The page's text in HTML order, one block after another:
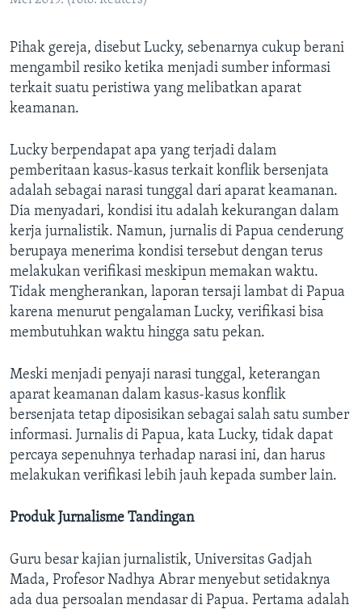
Pihak gereja, disebut Lucky, sebenarnya cukup berani
mengambil resiko ketika menjadi sumber informasi
terkait suatu peristiwa yang melibatkan aparat
keamanan.
Lucky berpendapat apa yang terjadi dalam
pemberitaan kasus-kasus terkait konflik bersenjata
adalah sebagai narasi tunggal dari aparat keamanan.
Dia menyadari, kondisi itu adalah kekurangan dalam
kerja jurnalistik. Namun, jurnalis di Papua cenderung
berupaya menerima kondisi tersebut dengan terus
melakukan verifikasi meskipun memakan waktu.
Tidak mengherankan, laporan tersaji lambat di Papua
karena menurut pengalaman Lucky, verifikasi bisa
membutuhkan waktu hingga satu pekan.
Meski menjadi penyaji narasi tunggal, keterangan
aparat keamanan dalam kasus-kasus konflik
bersenjata tetap diposisikan sebagai salah satu sumber
informasi. Jurnalis di Papua, kata Lucky, tidak dapat
percaya sepenuhnya terhadap narasi ini, dan harus
melakukan verifikasi lebih jauh kepada sumber lain.
Produk Jurnalisme Tandingan
Guru besar kajian jurnalistik, Universitas Gadjah
Mada, Profesor Nadhya Abrar menyebut setidaknya
ada dua persoalan mendasar di Papua. Pertama adalah